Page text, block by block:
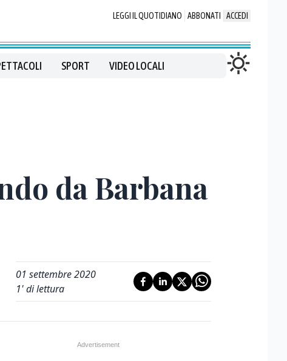
LEGGI IL QUOTIDIANO ABBONATI ACCEDI
SPORT VIDEO LOCALI
da Barbana
01 settembre 2020
1' di lettura